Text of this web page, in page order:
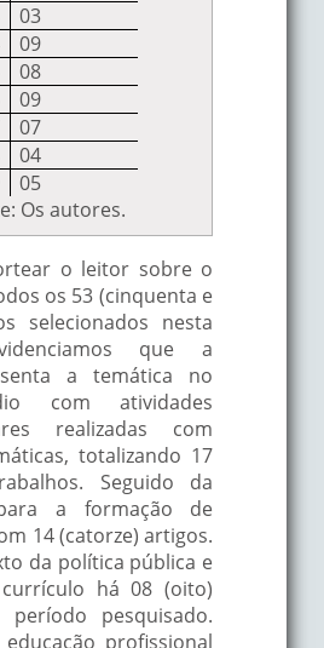
03
09
08
09
07
04
05
Os autores.
o leitor sobre o
os 53 (cinquenta e
selecionados nesta
que a
a temática no
com atividades
realizadas com
totalizando 17
Seguido da
a formação de
14 (catorze) artigos.
da política pública e
há 08 (oito)
pesquisado.
profissional